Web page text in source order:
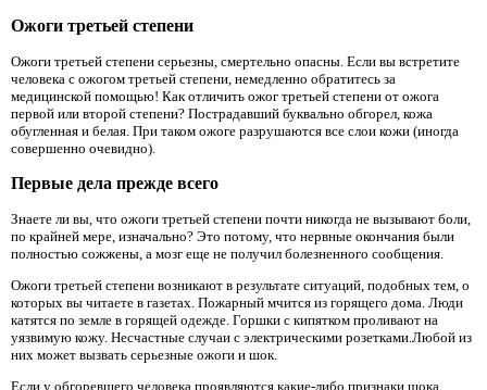
Ожоги третьей степени
Ожоги третьей степени серьезны, смертельно опасны. Если вы встретите
человека с ожогом третьей степени, немедленно обратитесь за
медицинской помощью! Как отличить ожог третьей степени от ожога
первой или второй степени? Пострадавший буквально обгорел, кожа
обугленная и белая. При таком ожоге разрушаются все слои кожи (иногда
совершенно очевидно).
Первые дела прежде всего
Знаете ли вы, что ожоги третьей степени почти никогда не вызывают боли,
по крайней мере, изначально? Это потому, что нервные окончания были
полностью сожжены, а мозг еще не получил болезненного сообщения.
Ожоги третьей степени возникают в результате ситуаций, подобных тем, о
которых вы читаете в газетах. Пожарный мчится из горящего дома. Люди
катятся по земле в горящей одежде. Горшки с кипятком проливают на
уязвимую кожу. Несчастные случаи с электрическими розетками.Любой из
них может вызвать серьезные ожоги и шок.
Если у обгоревшего человека проявляются какие-либо признаки шока,